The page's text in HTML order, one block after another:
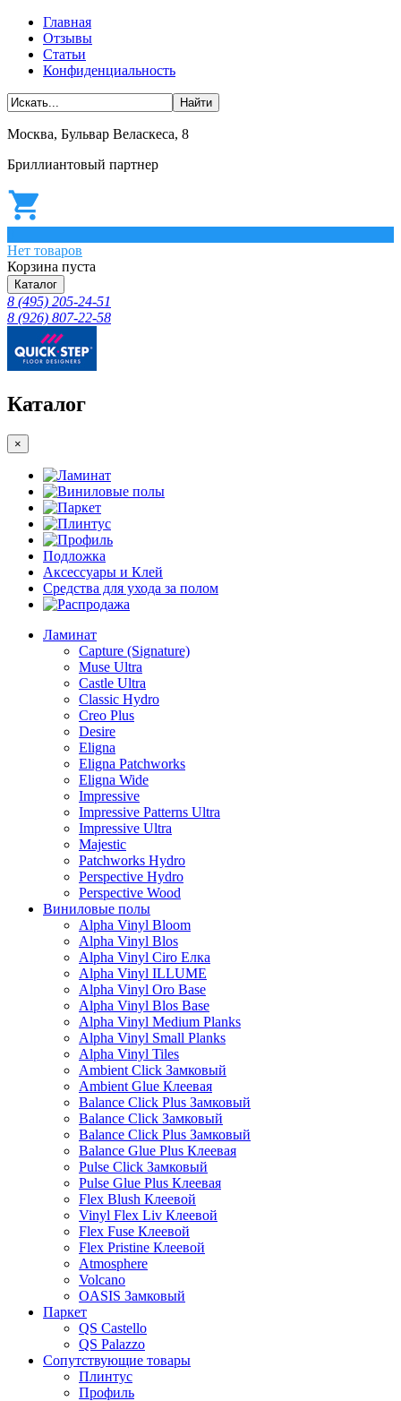
Главная
Отзывы
Статьи
Конфиденциальность
Москва, Бульвар Веласкеса, 8
Бриллиантовый партнер
Нет товаров
Корзина пуста
Каталог
8 (495) 205-24-51
8 (926) 807-22-58
Каталог
×
Ламинат
Виниловые полы
Паркет
Плинтус
Профиль
Подложка
Аксессуары и Клей
Средства для ухода за полом
Распродажа
Ламинат
Capture (Signature)
Muse Ultra
Castle Ultra
Classic Hydro
Creo Plus
Desire
Eligna
Eligna Patchworks
Eligna Wide
Impressive
Impressive Patterns Ultra
Impressive Ultra
Majestic
Patchworks Hydro
Perspective Hydro
Perspective Wood
Виниловые полы
Alpha Vinyl Bloom
Alpha Vinyl Blos
Alpha Vinyl Ciro Елка
Alpha Vinyl ILLUME
Alpha Vinyl Oro Base
Alpha Vinyl Blos Base
Alpha Vinyl Medium Planks
Alpha Vinyl Small Planks
Alpha Vinyl Tiles
Ambient Click Замковый
Ambient Glue Клеевая
Balance Click Plus Замковый
Balance Click Замковый
Balance Click Plus Замковый
Balance Glue Plus Клеевая
Pulse Click Замковый
Pulse Glue Plus Клеевая
Flex Blush Клеевой
Vinyl Flex Liv Клеевой
Flex Fuse Клеевой
Flex Pristine Клеевой
Atmosphere
Volcano
OASIS Замковый
Паркет
QS Castello
QS Palazzo
Сопутствующие товары
Плинтус
Профиль